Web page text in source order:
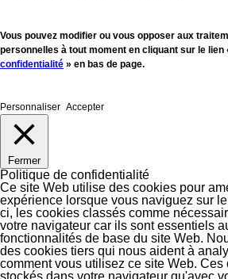
Vous pouvez modifier ou vous opposer aux
personnelles à tout moment en cliquant sur le lien
confidentialité » en bas de page.
Personnaliser Accepter
Fermer
Politique de confidentialité
Ce site Web utilise des cookies pour
expérience lorsque vous naviguez sur
ci, les cookies classés comme
votre navigateur car ils sont essentiels
fonctionnalités de base du site Web.
des cookies tiers qui nous aident à
comment vous utilisez ce site Web. Ces
stockés dans votre navigateur qu'avec